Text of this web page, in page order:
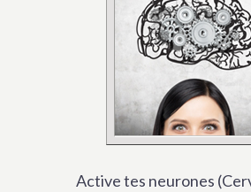
Active tes neurones